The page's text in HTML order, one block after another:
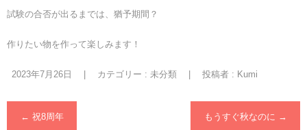
試験の合否が出るまでは、猶予期間？
作りたい物を作って楽しみます！
2023年7月26日 | カテゴリー : 未分類 | 投稿者 : Kumi
← 祝8周年 もうすぐ秋なのに →